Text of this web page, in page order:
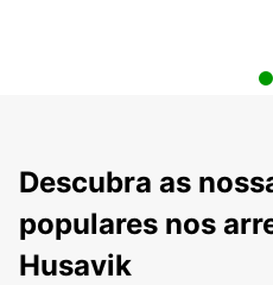
Descubra as
populares nos
Husavik